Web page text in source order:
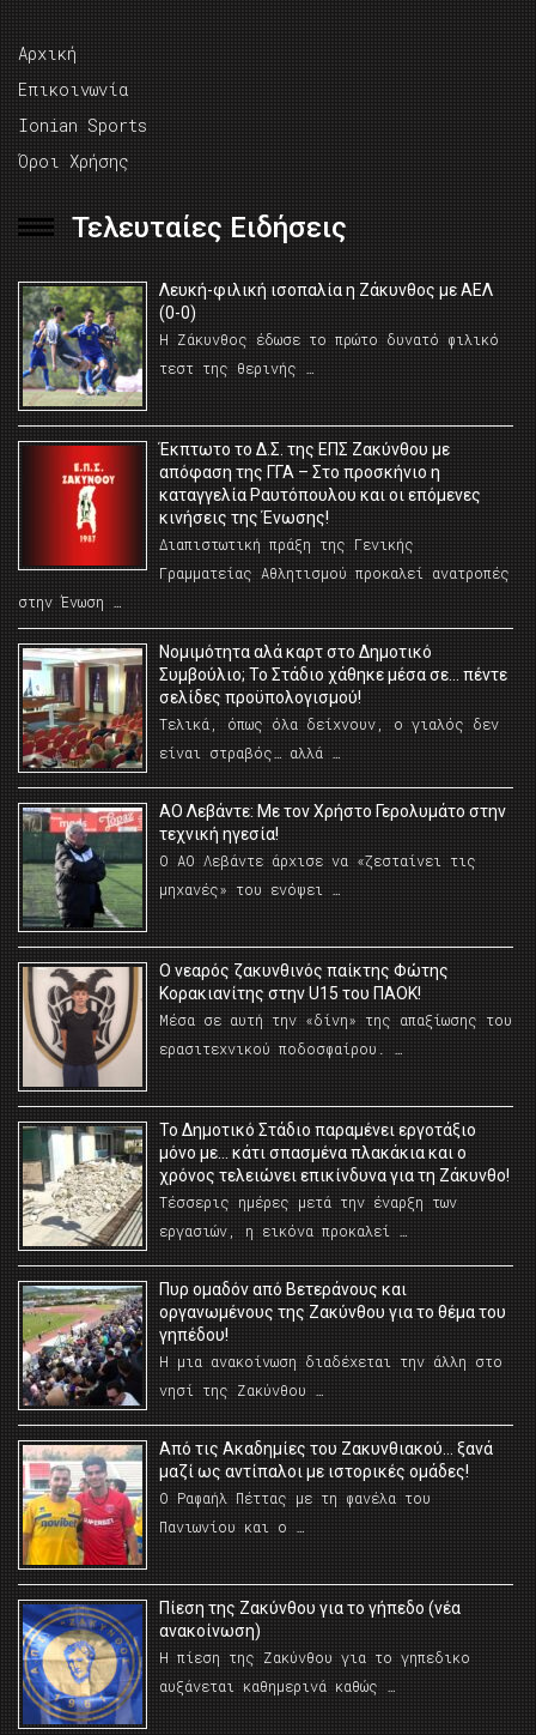
Αρχική
Επικοινωνία
Ionian Sports
Όροι Χρήσης
Τελευταίες Ειδήσεις
Λευκή-φιλική ισοπαλία η Ζάκυνθος με ΑΕΛ
(0-0)
Η Ζάκυνθος έδωσε το πρώτο δυνατό φιλικό
τεστ της θερινής …
Έκπτωτο το Δ.Σ. της ΕΠΣ Ζακύνθου με
απόφαση της ΓΓΑ – Στο προσκήνιο η
καταγγελία Ραυτόπουλου και οι επόμενες
κινήσεις της Ένωσης!
Διαπιστωτική πράξη της Γενικής
Γραμματείας Αθλητισμού προκαλεί ανατροπές
στην Ένωση …
Νομιμότητα αλά καρτ στο Δημοτικό
Συμβούλιο; Το Στάδιο χάθηκε μέσα σε… πέντε
σελίδες προϋπολογισμού!
Τελικά, όπως όλα δείχνουν, ο γιαλός δεν
είναι στραβός… αλλά …
ΑΟ Λεβάντε: Με τον Χρήστο Γερολυμάτο στην
τεχνική ηγεσία!
Ο ΑΟ Λεβάντε άρχισε να «ζεσταίνει τις
μηχανές» του ενόψει …
O νεαρός ζακυνθινός παίκτης Φώτης
Κορακιανίτης στην U15 του ΠΑΟΚ!
Μέσα σε αυτή την «δίνη» της απαξίωσης του
ερασιτεχνικού ποδοσφαίρου. …
Το Δημοτικό Στάδιο παραμένει εργοτάξιο
μόνο με… κάτι σπασμένα πλακάκια και ο
χρόνος τελειώνει επικίνδυνα για τη Ζάκυνθο!
Τέσσερις ημέρες μετά την έναρξη των
εργασιών, η εικόνα προκαλεί …
Πυρ ομαδόν από Βετεράνους και
οργανωμένους της Ζακύνθου για το θέμα του
γηπέδου!
Η μια ανακοίνωση διαδέχεται την άλλη στο
νησί της Ζακύνθου …
Από τις Ακαδημίες του Ζακυνθιακού… ξανά
μαζί ως αντίπαλοι με ιστορικές ομάδες!
Ο Ραφαήλ Πέττας με τη φανέλα του
Πανιωνίου και ο …
Πίεση της Ζακύνθου για το γήπεδο (νέα
ανακοίνωση)
Η πίεση της Ζακύνθου για το γηπεδικο
αυξάνεται καθημερινά καθώς …